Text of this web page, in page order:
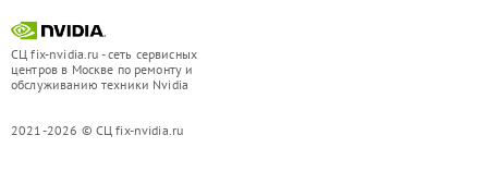
СЦ fix-nvidia.ru - сеть сервисных
центров в Москве по ремонту и
обслуживанию техники Nvidia
2021-2026 © СЦ fix-nvidia.ru